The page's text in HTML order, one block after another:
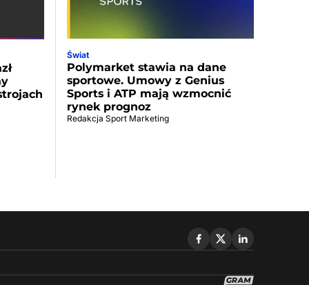
Świat
Polymarket stawia na dane
sportowe. Umowy z Genius
Sports i ATP mają wzmocnić
rynek prognoz
Redakcja Sport Marketing